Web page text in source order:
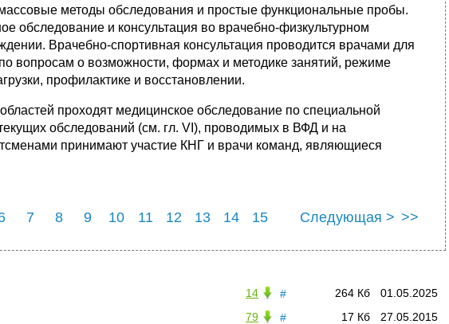
методы обследования и простые функциональные пробы.
обследование и консультация во врачебно-физкультурном
Врачебно-спортивная консультация проводится врачами для
вопросам о возможности, формах и методике занятий, режиме
профилактике и восстановлении.
проходят медицинское обследование по специальной
обследований (см. гл. VI), проводимых в ВФД и на
принимают участие КНГ и врачи команд, являющиеся
7 8 9 10 11 12 13 14
15
Следующая > >>
# 01.05.2025
264 Кб
14
#
27.05.2015
17 Кб
79